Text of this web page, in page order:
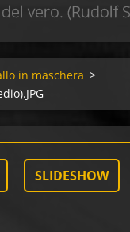
vero. (Rudolf
in maschera >
SLIDESHOW